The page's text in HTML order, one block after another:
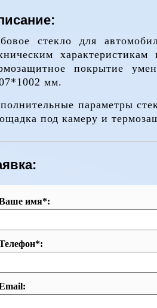
стекло для
покрытие
мм.
параметры
под камеру и
имя*: